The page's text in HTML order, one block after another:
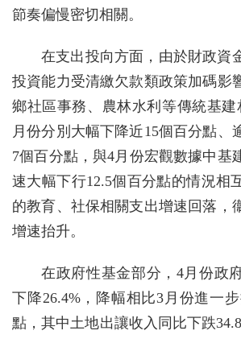
節奏偏慢密切相關。
在支出投向方面，由於財政資
投資能力受清繳欠款類政策加碼影
鄉社區事務、農林水利等傳統基
月份分別大幅下降近15個百分點、
7個百分點，與4月份宏觀數據中基
速大幅下行12.5個百分點的情況相
的教育、社保相關支出增速回落，
增速抬升。
在政府性基金部分，4月份政
下降26.4%，降幅相比3月份進一
點，其中土地出讓收入同比下跌